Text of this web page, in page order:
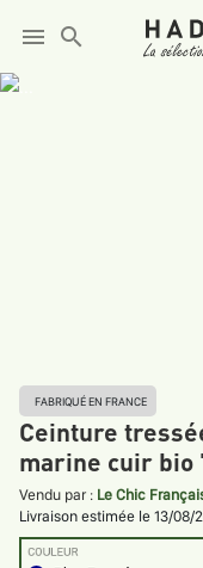
menu search
FABRIQUÉ EN FRANCE
Ceinture
marine cuir
Vendu par : Le Chic
Livraison estimée le 13/08/
COULEUR